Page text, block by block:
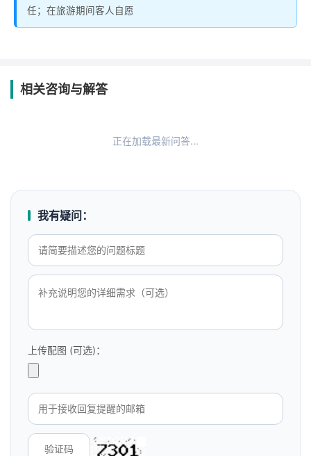
任；在旅游期间客人自愿
相关咨询与解答
正在加载最新问答...
我有疑问：
上传配图 (可选)：